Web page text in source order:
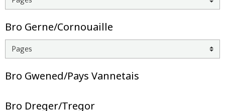
Bro Gerne/Cornouaille
Bro Gwened/Pays Vannetais
Bro Dreger/Tregor